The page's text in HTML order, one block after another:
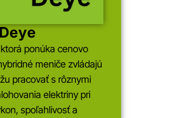
ponúka cenovo
meniče zvládajú
pracovať s rôznymi
elektriny pri
spoľahlivosť a